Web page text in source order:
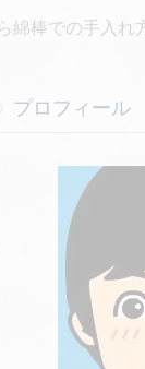
綿棒での手入れ
プロフィール